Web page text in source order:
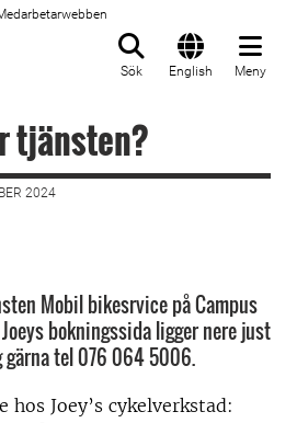
Sök English Meny
tjänsten?
2024
Mobil bikesrvice på Campus
bokningssida ligger nere just
tel 076 064 5006.
hos Joey’s cykelverkstad: